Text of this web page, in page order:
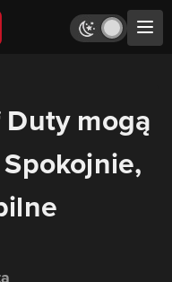
mogą